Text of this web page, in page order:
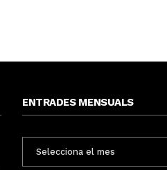
ENTRADES MENSUALS
MENSUALS